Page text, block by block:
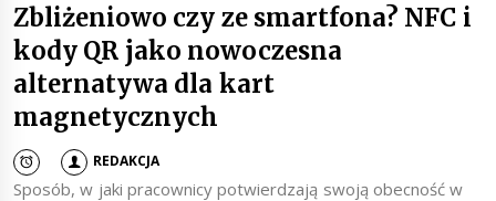
Zbliżeniowo czy ze smartfona? NFC i
kody QR jako nowoczesna
alternatywa dla kart
magnetycznych
REDAKCJA
Sposób, w jaki pracownicy potwierdzają swoją obecność w